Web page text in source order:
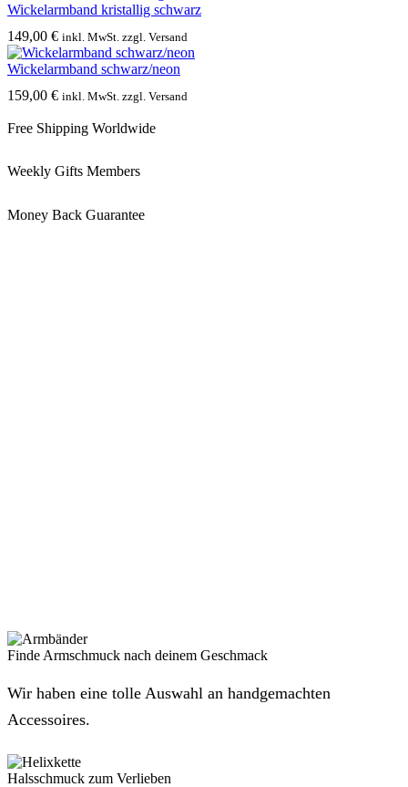
Wickelarmband kristallig schwarz
149,00 € inkl. MwSt. zzgl. Versand
Wickelarmband schwarz/neon
159,00 € inkl. MwSt. zzgl. Versand
Free Shipping Worldwide
Weekly Gifts Members
Money Back Guarantee
Finde Armschmuck nach deinem Geschmack
Wir haben eine tolle Auswahl an handgemachten
Accessoires.
Halsschmuck zum Verlieben